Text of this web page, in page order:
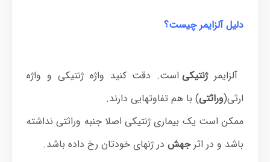
دلیل آلزایمر چیست؟
آلزایمرژنتیکیاست. دقت کنید واژه ژنتیکی و واژه
ارثی(وراثتی) با هم تفاوتهایی دارند.
ممکن است یک بیماری ژنتیکی اصلا جنبه وراثتی نداشته
باشد و در اثرجهش در ژنهای خودتان رخ داده باشد.